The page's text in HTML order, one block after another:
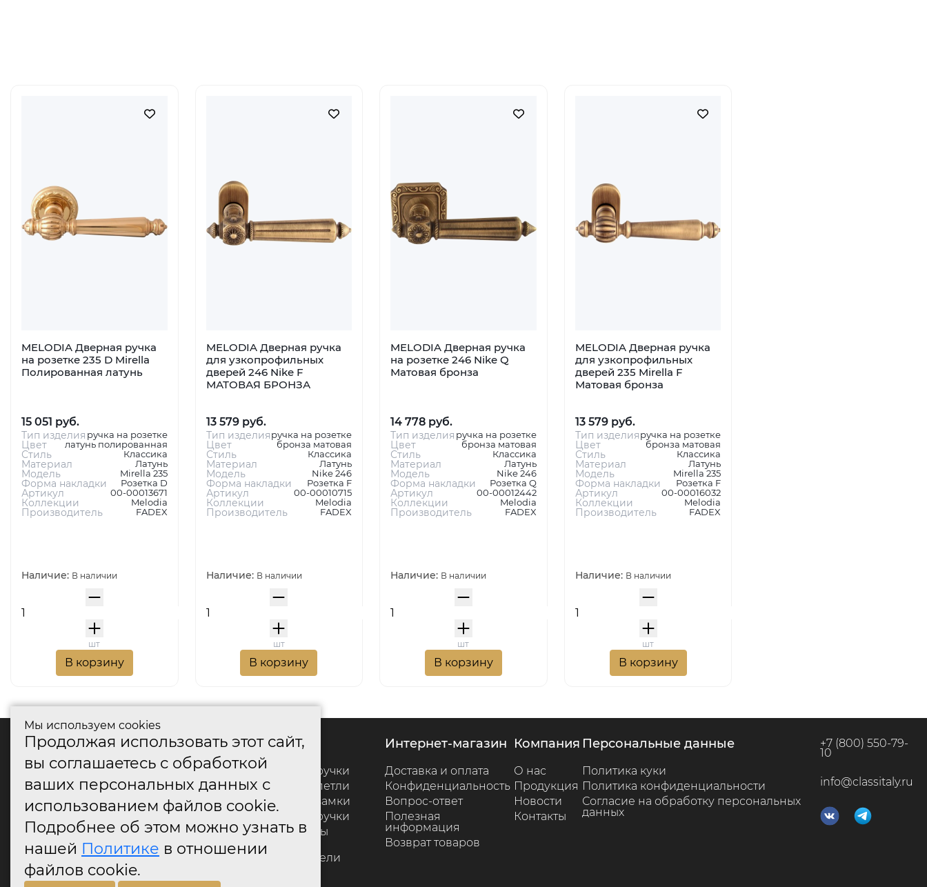
MELODIA Дверная ручка
на розетке 235 D Mirella
Полированная латунь
15 051 руб.
Тип изделия ручка на розетке
Цвет латунь полированная
Стиль Классика
Материал Латунь
Модель Mirella 235
Форма накладки Розетка D
Артикул 00-00013671
Коллекции Melodia
Производитель FADEX
Наличие: В наличии
шт
В корзину
MELODIA Дверная ручка
для узкопрофильных
дверей 246 Nike F
МАТОВАЯ БРОНЗА
13 579 руб.
Тип изделияручка на розетке
Цвет бронза матовая
Стиль Классика
Материал Латунь
Модель Nike 246
Форма накладки Розетка F
Артикул 00-00010715
Коллекции Melodia
Производитель FADEX
Наличие: В наличии
шт
В корзину
MELODIA Дверная ручка
на розетке 246 Nike Q
Матовая бронза
14 778 руб.
Тип изделия ручка на розетке
Цвет бронза матовая
Стиль Классика
Материал Латунь
Модель Nike 246
Форма накладки Розетка Q
Артикул 00-00012442
Коллекции Melodia
Производитель FADEX
Наличие: В наличии
шт
В корзину
MELODIA Дверная ручка
для узкопрофильных
дверей 235 Mirella F
Матовая бронза
13 579 руб.
Тип изделияручка на розетке
Цвет бронза матовая
Стиль Классика
Материал Латунь
Модель Mirella 235
Форма накладки Розетка F
Артикул 00-00016032
Коллекции Melodia
Производитель FADEX
Наличие: В наличии
шт
В корзину
каталог
Дверные ручки
Дверные петли
Дверные замки
Оконные ручки
Аксессуары
Дверные
ограничители
интернет-магазин
Доставка и оплата
Конфиденциальность
Вопрос-ответ
Полезная
информация
Возврат товаров
компания
О нас
Продукция
Новости
Контакты
персональные данные
Политика куки
Политика конфиденциальности
Согласие на обработку персональных
данных
+7 (800) 550-79-
10
info@classitaly.ru
Мы используем cookies
Продолжая использовать этот сайт,
вы соглашаетесь с обработкой
ваших персональных данных с
использованием файлов cookie.
Подробнее об этом можно узнать в
нашей Политике в отношении
файлов cookie.